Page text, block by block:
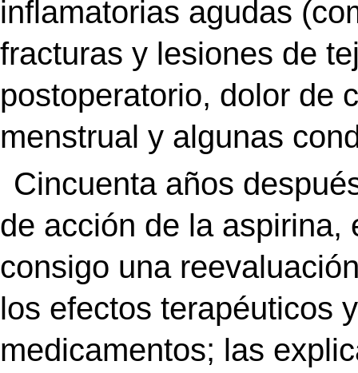
inflamatorias agudas
fracturas y lesiones de
postoperatorio, dolor de
menstrual y algunas
Cincuenta años
de acción de la
consigo una
los efectos terapéuticos
medicamentos; las